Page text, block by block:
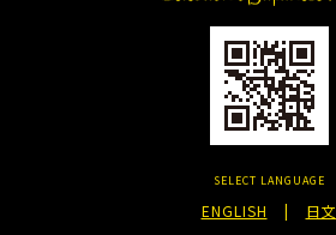
SELECT LANGUAGE
ENGLISH | 日文